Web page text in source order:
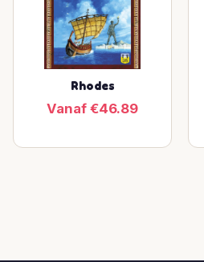
Rhodes
Vanaf €46.89